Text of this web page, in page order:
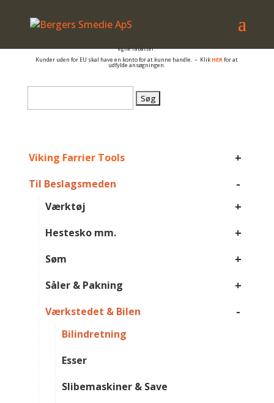
– også salg til PRIVATE
egne rabatter.
Kunder uden for EU skal have en konto for at kunne handle. – KlikHERfor at
udfylde ansøgningen.
efter:
Viking Farrier Tools +
Til Beslagsmeden -
Værktøj +
Hestesko mm. +
Søm +
Såler & Pakning +
Værkstedet & Bilen -
Bilindretning
Esser
Slibemaskiner & Save